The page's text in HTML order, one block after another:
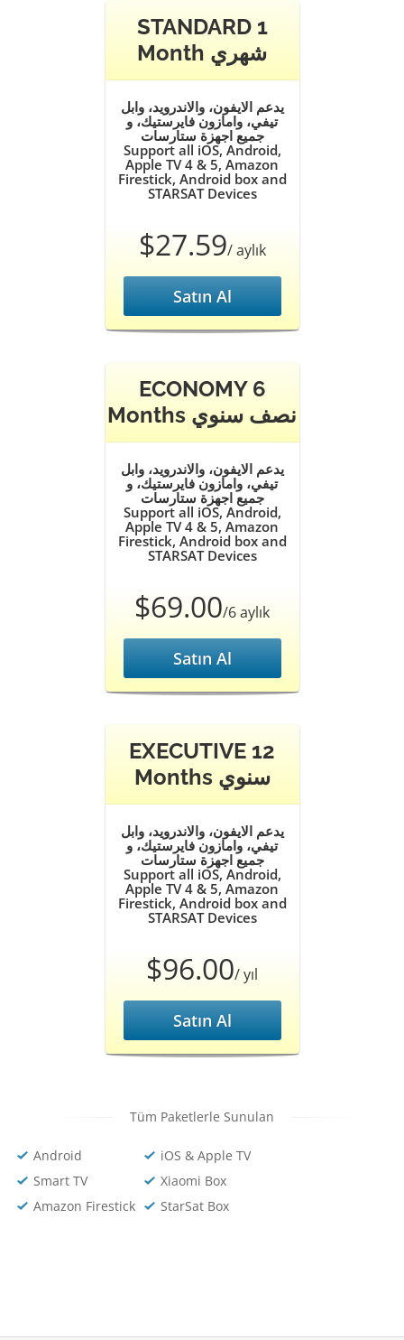
STANDARD 1
Month شهري
يدعم الايفون، والاندرويد، وابل
تيفي، وامازون فايرستيك، و
جميع اجهزة ستارسات
Support all iOS, Android,
Apple TV 4 & 5, Amazon
Firestick, Android box and
STARSAT Devices
$27.59/ aylık
Satın Al
ECONOMY 6
Months نصف سنوي
يدعم الايفون، والاندرويد، وابل
تيفي، وامازون فايرستيك، و
جميع اجهزة ستارسات
Support all iOS, Android,
Apple TV 4 & 5, Amazon
Firestick, Android box and
STARSAT Devices
$69.00/6 aylık
Satın Al
EXECUTIVE 12
Months سنوي
يدعم الايفون، والاندرويد، وابل
تيفي، وامازون فايرستيك، و
جميع اجهزة ستارسات
Support all iOS, Android,
Apple TV 4 & 5, Amazon
Firestick, Android box and
STARSAT Devices
$96.00/ yıl
Satın Al
Tüm Paketlerle Sunulan
Android
iOS & Apple TV
Smart TV
Xiaomi Box
Amazon Firestick
StarSat Box